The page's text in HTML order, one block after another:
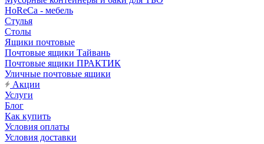
HoReCa - мебель
Стулья
Столы
Ящики почтовые
Почтовые ящики Тайвань
Почтовые ящики ПРАКТИК
Уличные почтовые ящики
Акции
Услуги
Блог
Как купить
Условия оплаты
Условия доставки